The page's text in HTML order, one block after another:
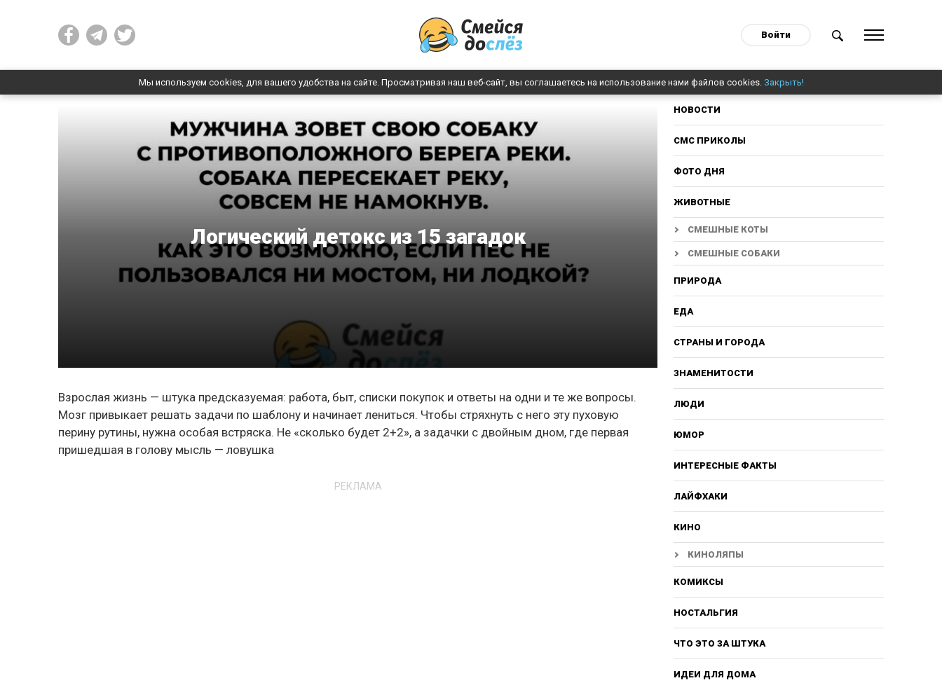
Войти
Мы используем cookies, для вашего удобства на сайте. Просматривая наш веб-сайт, вы соглашаетесь на использование нами файлов cookies. Закрыть!
Логический детокс из 15 загадок
Взрослая жизнь — штука предсказуемая: работа, быт, списки покупок и ответы на одни и те же вопросы.
Мозг привыкает решать задачи по шаблону и начинает лениться. Чтобы стряхнуть с него эту пуховую
перину рутины, нужна особая встряска. Не «сколько будет 2+2», а задачки с двойным дном, где первая
пришедшая в голову мысль — ловушка
РЕКЛАМА
НОВОСТИ
СМС ПРИКОЛЫ
ФОТО ДНЯ
ЖИВОТНЫЕ
СМЕШНЫЕ КОТЫ
СМЕШНЫЕ СОБАКИ
ПРИРОДА
ЕДА
СТРАНЫ И ГОРОДА
ЗНАМЕНИТОСТИ
ЛЮДИ
ЮМОР
ИНТЕРЕСНЫЕ ФАКТЫ
ЛАЙФХАКИ
КИНО
КИНОЛЯПЫ
КОМИКСЫ
НОСТАЛЬГИЯ
ЧТО ЭТО ЗА ШТУКА
ИДЕИ ДЛЯ ДОМА